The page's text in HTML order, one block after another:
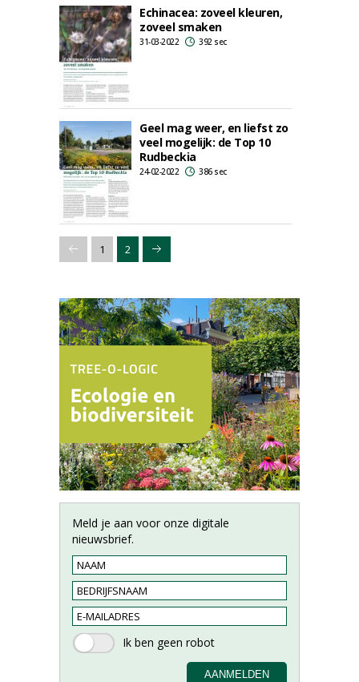
Echinacea: zoveel kleuren,
zoveel smaken
31-03-2022 392 sec
Geel mag weer, en liefst zo
veel mogelijk: de Top 10
Rudbeckia
24-02-2022 386 sec
1 2
Meld je aan voor onze digitale
nieuwsbrief.